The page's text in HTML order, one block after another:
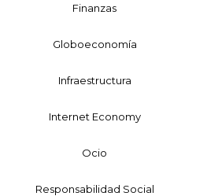
Finanzas
Globoeconomía
Infraestructura
Internet Economy
Ocio
Responsabilidad Social